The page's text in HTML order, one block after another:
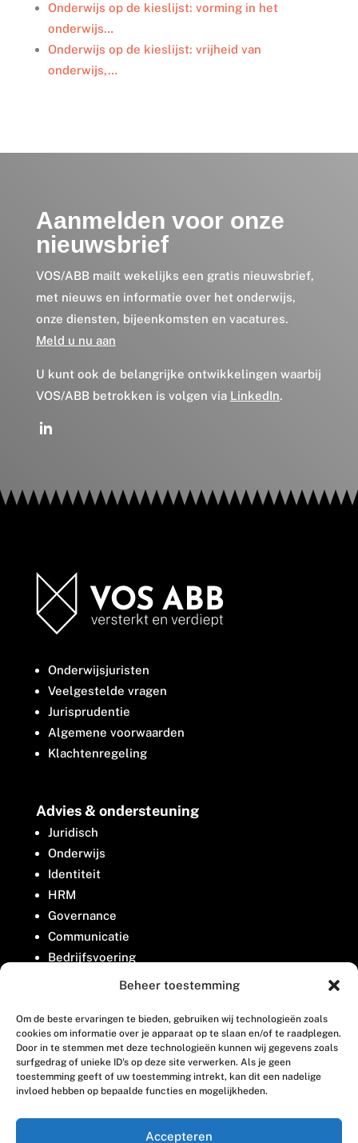
Beheer toestemming
Om de beste ervaringen te bieden, gebruiken wij technologieën zoals
cookies om informatie over je apparaat op te slaan en/of te raadplegen.
Door in te stemmen met deze technologieën kunnen wij gegevens zoals
surfgedrag of unieke ID's op deze site verwerken. Als je geen
toestemming geeft of uw toestemming intrekt, kan dit een nadelige
invloed hebben op bepaalde functies en mogelijkheden.
Accepteren
Onderwijs op de kieslijst: vorming in het
onderwijs…
Onderwijs op de kieslijst: vrijheid van
onderwijs,…
Aanmelden voor onze
nieuwsbrief
VOS/ABB mailt wekelijks een gratis nieuwsbrief,
met nieuws en informatie over het onderwijs,
onze diensten, bijeenkomsten en vacatures.
Meld u nu aan
U kunt ook de belangrijke ontwikkelingen waarbij
VOS/ABB betrokken is volgen via LinkedIn.
Onderwijsjuristen
Veelgestelde vragen
Jurisprudentie
Algemene voorwaarden
Klachtenregeling
Advies & ondersteuning
Juridisch
Onderwijs
Identiteit
HRM
Governance
Communicatie
Bedrijfsvoering
Belangenbehartiging
Contact
Houttuinlaan 8
3447 GM Woerden